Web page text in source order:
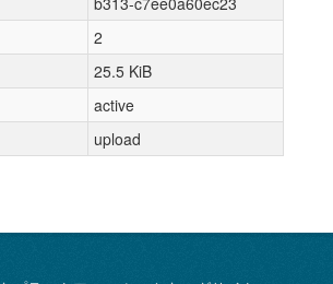
2
25.5 KiB
active
upload